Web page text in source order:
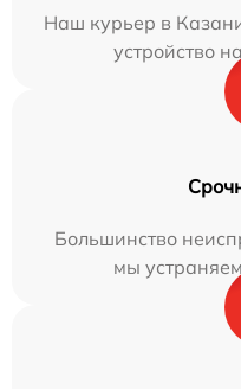
Наш курьер в
устройство
Большинство
мы